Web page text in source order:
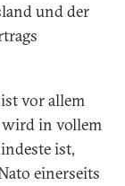
und der
vor allem
wird in vollem
ist,
einerseits